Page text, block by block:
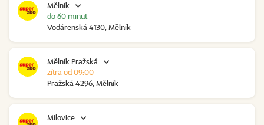
Mělník
Vodárenská 4130, Mělník
do 60 minut
Mělník Pražská
Pražská 4296, Mělník
zítra od 09:00
Milovice